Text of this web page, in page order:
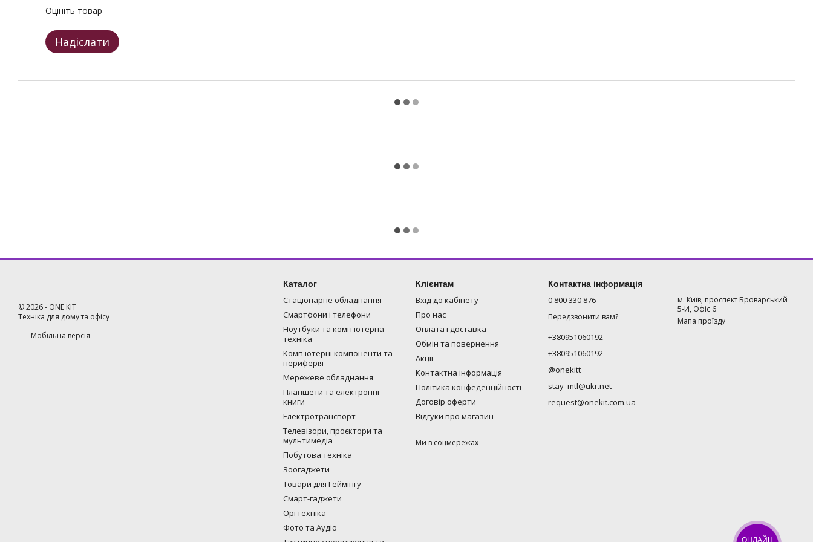
Оцініть товар
Надіслати
©2026- ONE KIT
Техніка для дому та офісу
Мобільна версія
Каталог
Стаціонарне обладнання
Смартфони і телефони
Ноутбуки та комп'ютерна
техніка
Комп'ютерні компоненти та
периферія
Мережеве обладнання
Планшети та електронні
книги
Електротранспорт
Телевізори, проєктори та
мультимедіа
Побутова техніка
Зоогаджети
Товари для Геймінгу
Смарт-гаджети
Оргтехніка
Фото та Аудіо
Клієнтам
Вхід до кабінету
Про нас
Оплата і доставка
Обмін та повернення
Акції
Контактна інформація
Політика конфеденційності
Договір оферти
Відгуки про магазин
Ми в соцмережах
Контактна інформація
0 800 330 876
Передзвонити вам?
+380951060192
+380951060192
@onekitt
stay_mtl@ukr.net
request@onekit.com.ua
м. Київ, проспект Броварський
5-И, Офіс 6
Мапа проїзду